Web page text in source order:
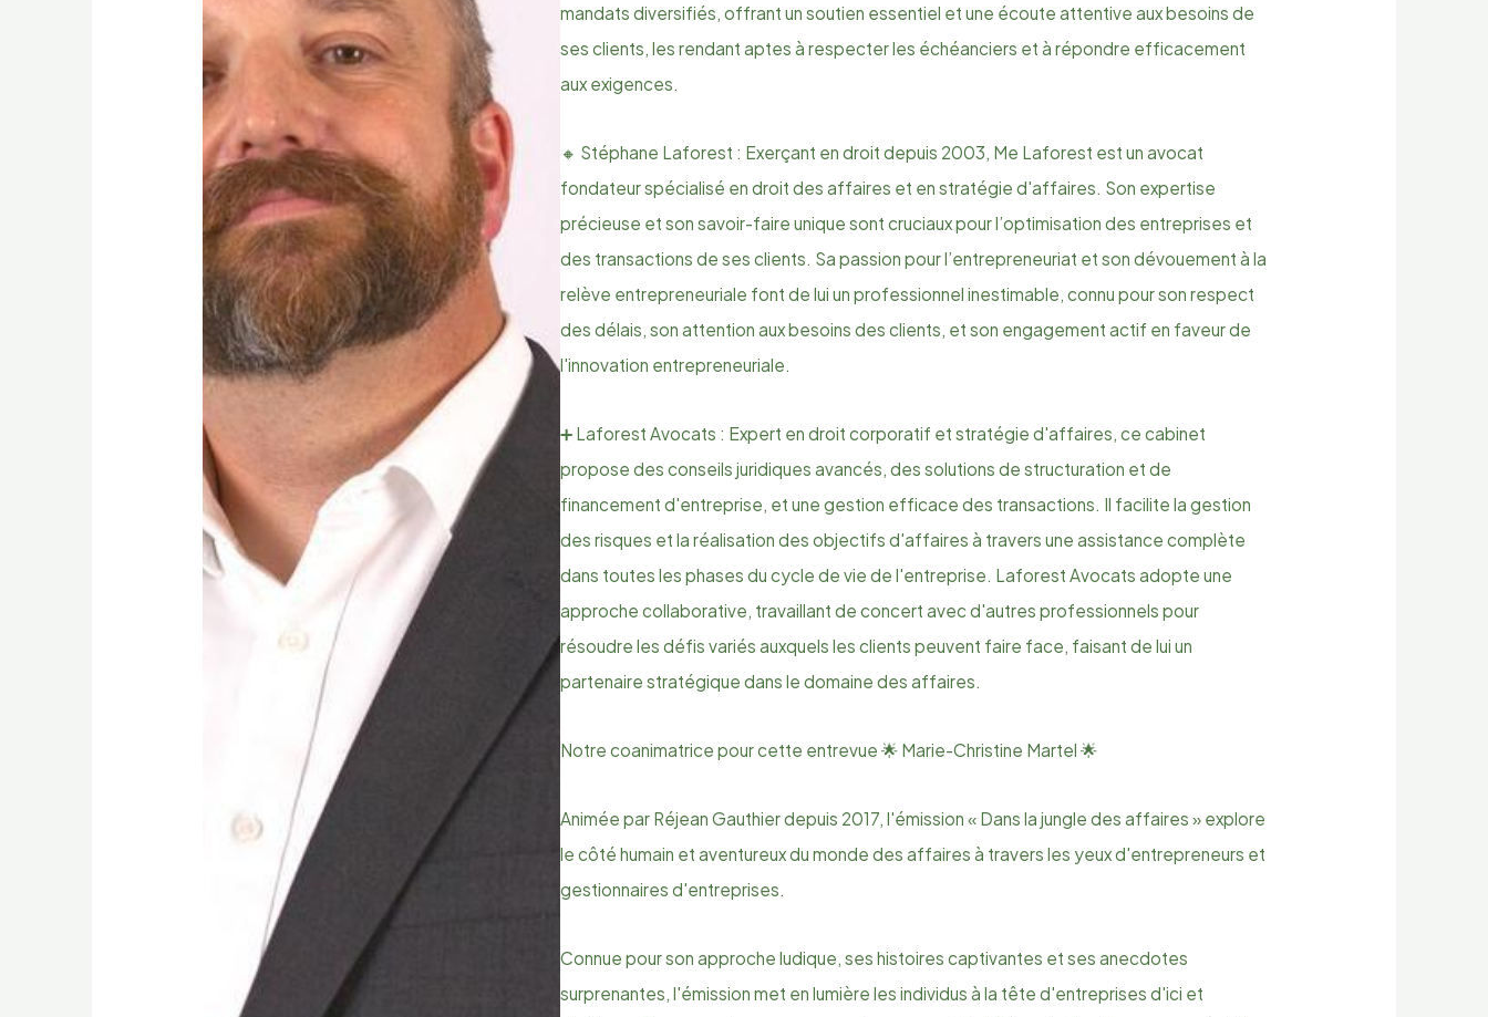
mandats diversifiés, offrant un soutien essentiel et une écoute attentive aux besoins de
ses clients, les rendant aptes à respecter les échéanciers et à répondre efficacement
aux exigences.
🔸 Stéphane Laforest : Exerçant en droit depuis 2003, Me Laforest est un avocat
fondateur spécialisé en droit des affaires et en stratégie d'affaires. Son expertise
précieuse et son savoir-faire unique sont cruciaux pour l’optimisation des entreprises et
des transactions de ses clients. Sa passion pour l’entrepreneuriat et son dévouement à la
relève entrepreneuriale font de lui un professionnel inestimable, connu pour son respect
des délais, son attention aux besoins des clients, et son engagement actif en faveur de
l'innovation entrepreneuriale.
➕ Laforest Avocats : Expert en droit corporatif et stratégie d'affaires, ce cabinet
propose des conseils juridiques avancés, des solutions de structuration et de
financement d'entreprise, et une gestion efficace des transactions. Il facilite la gestion
des risques et la réalisation des objectifs d'affaires à travers une assistance complète
dans toutes les phases du cycle de vie de l'entreprise. Laforest Avocats adopte une
approche collaborative, travaillant de concert avec d'autres professionnels pour
résoudre les défis variés auxquels les clients peuvent faire face, faisant de lui un
partenaire stratégique dans le domaine des affaires.
Notre coanimatrice pour cette entrevue 🌟 Marie-Christine Martel 🌟
Animée par Réjean Gauthier depuis 2017, l'émission « Dans la jungle des affaires » explore
le côté humain et aventureux du monde des affaires à travers les yeux d'entrepreneurs et
gestionnaires d'entreprises.
Connue pour son approche ludique, ses histoires captivantes et ses anecdotes
surprenantes, l'émission met en lumière les individus à la tête d'entreprises d'ici et